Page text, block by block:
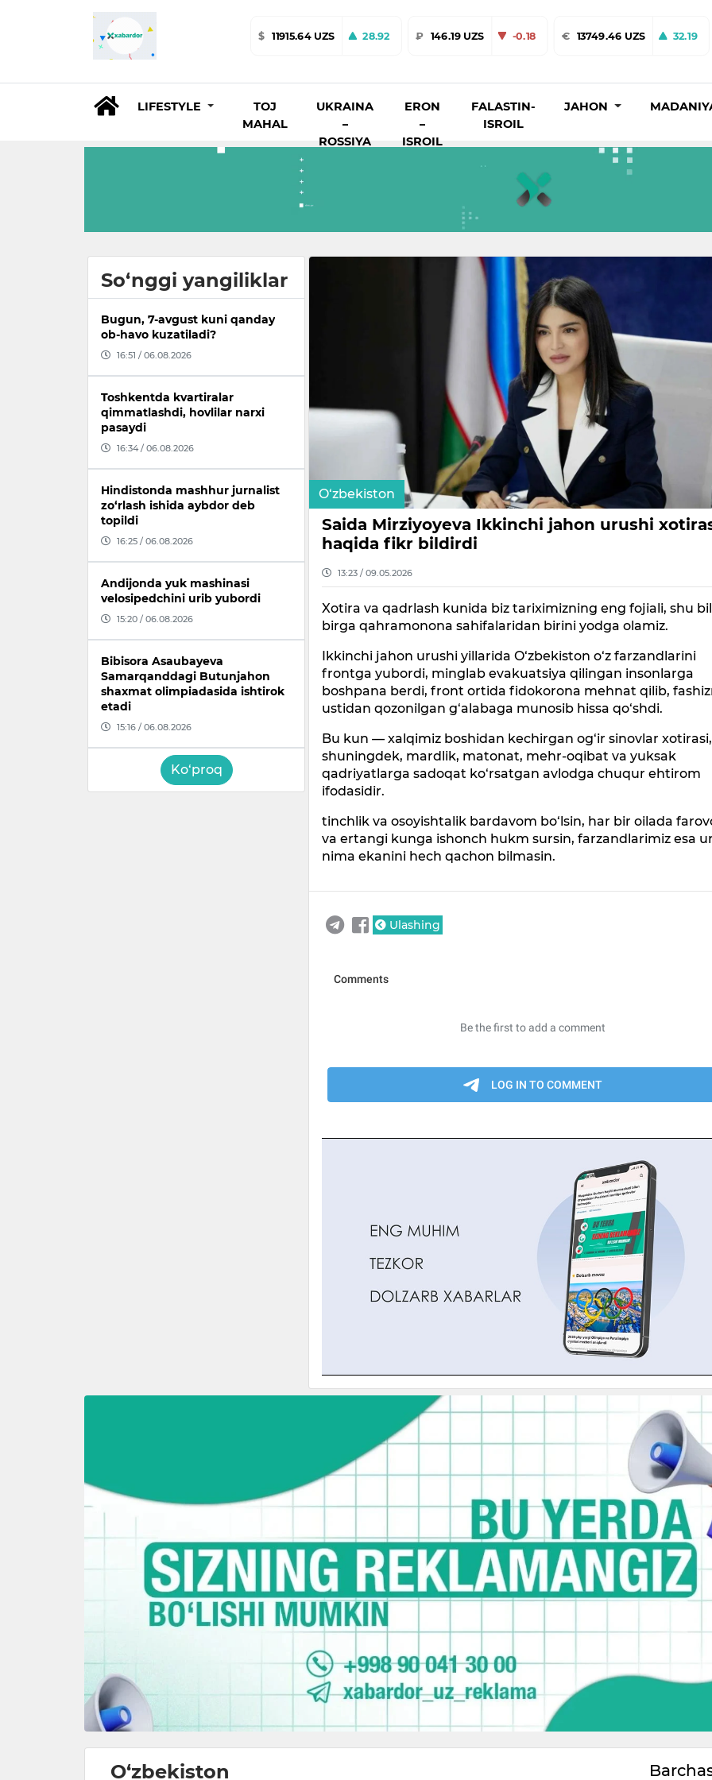
$ 11915.64 UZS 28.92 ₽ 146.19 UZS -0.18 € 13749.46 UZS 32.19
LIFESTYLE
TOJ
MAHAL
UKRAINA
–
ROSSIYA
ERON
–
ISROIL
FALASTIN-
ISROIL
JAHON
So‘nggi yangiliklar
Bugun, 7-avgust kuni qanday
ob-havo kuzatiladi?
16:51 / 06.08.2026
Toshkentda kvartiralar
qimmatlashdi, hovlilar narxi
pasaydi
16:34 / 06.08.2026
Hindistonda mashhur jurnalist
zo‘rlash ishida aybdor deb
topildi
16:25 / 06.08.2026
Andijonda yuk mashinasi
velosipedchini urib yubordi
15:20 / 06.08.2026
Bibisora Asaubayeva
Samarqanddagi Butunjahon
shaxmat olimpiadasida ishtirok
etadi
15:16 / 06.08.2026
Ko‘proq
O‘zbekiston
Saida Mirziyoyeva Ikkinchi jahon urushi
haqida fikr bildirdi
13:23 / 09.05.2026
Xotira va qadrlash kunida biz tariximizning eng fojiali, shu
birga qahramonona sahifalaridan birini yodga olamiz.
Ikkinchi jahon urushi yillarida O‘zbekiston o‘z farzandlarini
frontga yubordi, minglab evakuatsiya qilingan insonlarga
boshpana berdi, front ortida fidokorona mehnat qilib,
ustidan qozonilgan g‘alabaga munosib hissa qo‘shdi.
Bu kun — xalqimiz boshidan kechirgan og‘ir sinovlar xotirasi,
shuningdek, mardlik, matonat, mehr-oqibat va yuksak
qadriyatlarga sadoqat ko‘rsatgan avlodga chuqur ehtirom
ifodasidir.
tinchlik va osoyishtalik bardavom bo‘lsin, har bir oilada
va ertangi kunga ishonch hukm sursin, farzandlarimiz esa
nima ekanini hech qachon bilmasin.
Ulashing
O‘zbekiston